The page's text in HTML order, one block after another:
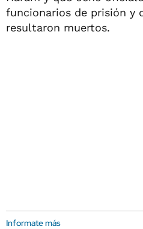
funcionarios de prisión y
resultaron muertos.
Informate más